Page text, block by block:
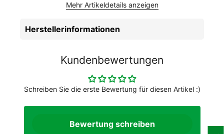
Shimano EF505 2-Piston
Gewicht Kg. ca.
17 kg
KMC Z8.3
Shimano FC-TY301 / 42-34-24T
Laufradgröße
27.5 Zoll
Pedale
KTM Line MTB BF
Aluminium
Mehr Artikeldetails anzeigen
Herstellerinformationen
Kundenbewertungen
Schreiben Sie die erste Bewertung für diesen Artikel :)
Bewertung schreiben